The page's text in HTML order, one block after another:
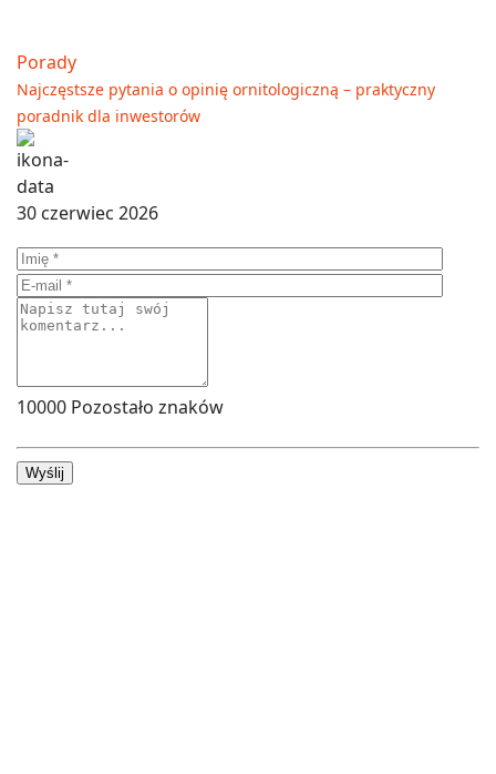
Porady
Najczęstsze pytania o opinię ornitologiczną – praktyczny
poradnik dla inwestorów
30 czerwiec 2026
10000 Pozostało znaków
Wyślij